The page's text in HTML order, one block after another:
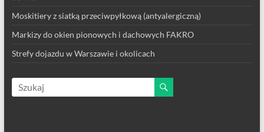
Moskitiery z siatką przeciwpyłkową (antyalergiczną)
Markizy do okien pionowych i dachowych FAKRO
Strefy dojazdu w Warszawie i okolicach